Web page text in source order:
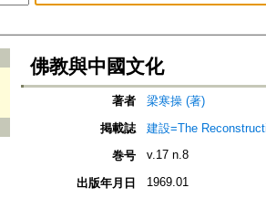
佛教與中國文化
著者
梁寒操 (著)
掲載誌
建設=The
巻号
v.17 n.8
出版年月日 1969.01